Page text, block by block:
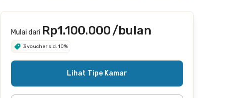
Mulai dari Rp1.100.000/bulan
3 voucher s.d. 10%
Lihat Tipe Kamar